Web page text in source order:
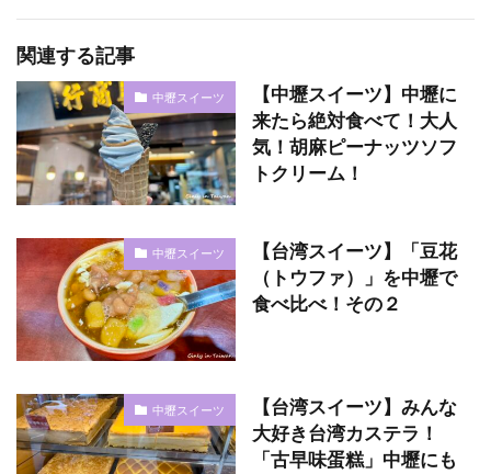
関連する記事
中壢スイーツ
【中壢スイーツ】中壢に
来たら絶対食べて！大人
気！胡麻ピーナッツソフ
トクリーム！
中壢スイーツ
【台湾スイーツ】「豆花
（トウファ）」を中壢で
食べ比べ！その２
中壢スイーツ
【台湾スイーツ】みんな
大好き台湾カステラ！
「古早味蛋糕」中壢にも